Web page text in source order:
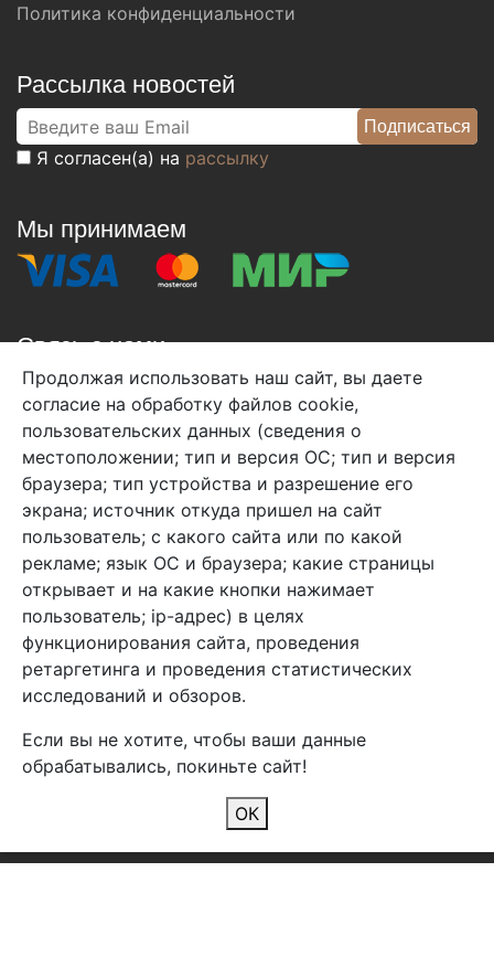
Политика конфиденциальности
Рассылка новостей
Я согласен(а) на рассылку
Мы принимаем
Связь с нами
+7 (495) 933-38-08
info@arben-textile.ru- оптовые продажи
Арбен текстиль г. Щелково, пер.
1-й Советский д.25, владение 2.
Мы в соц. сетях
Продолжая использовать наш сайт, вы даете
согласие на обработку файлов cookie,
пользовательских данных (сведения о
местоположении; тип и версия ОС; тип и версия
браузера; тип устройства и разрешение его
экрана; источник откуда пришел на сайт
пользователь; с какого сайта или по какой
рекламе; язык ОС и браузера; какие страницы
открывает и на какие кнопки нажимает
пользователь; ip-адрес) в целях
функционирования сайта, проведения
ретаргетинга и проведения статистических
исследований и обзоров.
Если вы не хотите, чтобы ваши данные
обрабатывались, покиньте сайт!
ОК